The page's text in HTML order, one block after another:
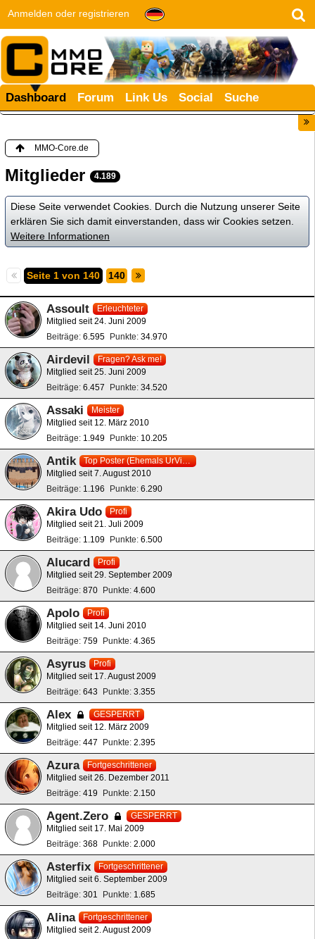
Anmelden oder registrieren
Dashboard Forum Link Us Social Suche
MMO-Core.de
Mitglieder 4.189
Diese Seite verwendet Cookies. Durch die Nutzung unserer Seite
erklären Sie sich damit einverstanden, dass wir Cookies setzen.
Weitere Informationen
Seite 1 von 140 140
Assoult
Erleuchteter
Mitglied seit 24. Juni 2009
Beiträge 6.595 Punkte 34.970
Airdevil
Fragen? Ask me!
Mitglied seit 25. Juni 2009
Beiträge 6.457 Punkte 34.520
Assaki
Meister
Mitglied seit 12. März 2010
Beiträge 1.949 Punkte 10.205
Antik
Top Poster (Ehemals UrViech)
Mitglied seit 7. August 2010
Beiträge 1.196 Punkte 6.290
Akira Udo
Profi
Mitglied seit 21. Juli 2009
Beiträge 1.109 Punkte 6.500
Alucard
Profi
Mitglied seit 29. September 2009
Beiträge 870 Punkte 4.600
Apolo
Profi
Mitglied seit 14. Juni 2010
Beiträge 759 Punkte 4.365
Asyrus
Profi
Mitglied seit 17. August 2009
Beiträge 643 Punkte 3.355
Alex
GESPERRT
Mitglied seit 12. März 2009
Beiträge 447 Punkte 2.395
Azura
Fortgeschrittener
Mitglied seit 26. Dezember 2011
Beiträge 419 Punkte 2.150
Agent.Zero
GESPERRT
Mitglied seit 17. Mai 2009
Beiträge 368 Punkte 2.000
Asterfix
Fortgeschrittener
Mitglied seit 6. September 2009
Beiträge 301 Punkte 1.685
Alina
Fortgeschrittener
Mitglied seit 2. August 2009